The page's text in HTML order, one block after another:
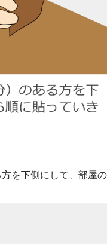
を下側にして、部屋の